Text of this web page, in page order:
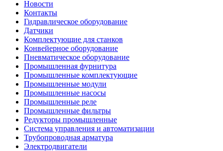
Новости
Контакты
Гидравлическое оборудование
Датчики
Комплектующие для станков
Конвейерное оборудование
Пневматическое оборудование
Промышленная фурнитура
Промышленные комплектующие
Промышленные модули
Промышленные насосы
Промышленные реле
Промышленные фильтры
Редукторы промышленные
Система управления и автоматизации
Трубопроводная арматура
Электродвигатели